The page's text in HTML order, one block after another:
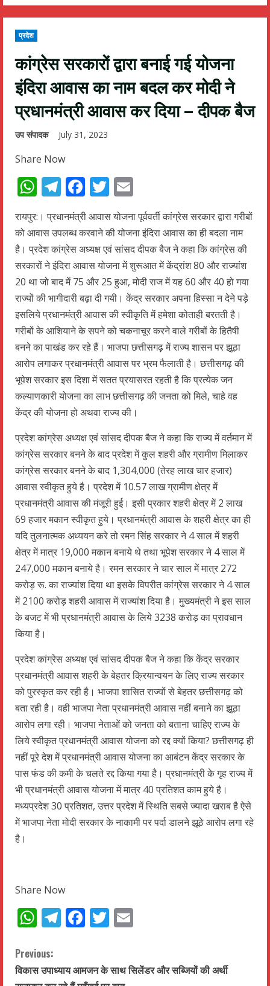
प्रदेश
कांग्रेस सरकारों द्वारा बनाई गई योजना
इंदिरा आवास का नाम बदल कर मोदी ने
प्रधानमंत्री आवास कर दिया – दीपक बैज
उप संपादक July 31, 2023
Share Now
WhatsApp
Telegram
Facebook
Twitter
रायपुर:। प्रधानमंत्री आवास योजना पूर्ववर्ती कांग्रेस सरकार द्वारा गरीबों
को आवास उपलब्ध करवाने की योजना इंदिरा आवास का ही बदला नाम
है। प्रदेश कांग्रेस अध्यक्ष एवं सांसद दीपक बैज ने कहा कि कांग्रेस की
सरकारों ने इंदिरा आवास योजना में शुरूआत में केंद्रांश 80 और राज्यांश
20 था जो बाद में 75 और 25 हुआ, मोदी राज में यह 60 और 40 हो गया
राज्यों की भागीदारी बढ़ा दी गयी। केंद्र सरकार अपना हिस्सा न देने पड़े
इसलिये प्रधानमंत्री आवास की स्वीकृति में हमेशा कोताही बरतती है।
गरीबों के आशियाने के सपने को चकनाचूर करने वाले गरीबों के हितैषी
बनने का पाखंड कर रहे हैं। भाजपा छत्तीसगढ़ में राज्य शासन पर झूठा
आरोप लगाकर प्रधानमंत्री आवास पर भ्रम फैलाती है। छत्तीसगढ़ की
भूपेश सरकार इस दिशा में सतत प्रयासरत रहती है कि प्रत्येक जन
कल्याणकारी योजना का लाभ छत्तीसगढ़ की जनता को मिले, चाहे वह
केंद्र की योजना हो अथवा राज्य की।
प्रदेश कांग्रेस अध्यक्ष एवं सांसद दीपक बैज ने कहा कि राज्य में वर्तमान में
कांग्रेस सरकार बनने के बाद प्रदेश में कुल शहरी और ग्रामीण मिलाकर
कांग्रेस सरकार बनने के बाद 1,304,000 (तेरह लाख चार हजार)
आवास स्वीकृत हुये है। प्रदेश में 10.57 लाख ग्रामीण क्षेत्र में
प्रधानमंत्री आवास की मंजूरी हुई। इसी प्रकार शहरी क्षेत्र में 2 लाख
69 हजार मकान स्वीकृत हुये। प्रधानमंत्री आवास के शहरी क्षेत्र का ही
यदि तुलनात्मक अध्ययन करे तो रमन सिंह सरकार ने 4 साल में शहरी
क्षेत्र में मात्र 19,000 मकान बनाये थे तथा भूपेश सरकार ने 4 साल में
247,000 मकान बनाये है। रमन सरकार ने चार साल में मात्र 272
करोड़ रू. का राज्यांश दिया था इसके विपरीत कांग्रेस सरकार ने 4 साल
में 2100 करोड़ शहरी आवास में राज्यांश दिया है। मुख्यमंत्री ने इस साल
के बजट में भी प्रधानमंत्री आवास के लिये 3238 करोड़ का प्रावधान
किया है।
प्रदेश कांग्रेस अध्यक्ष एवं सांसद दीपक बैज ने कहा कि केंद्र सरकार
प्रधानमंत्री आवास शहरी के बेहतर क्रियान्वयन के लिए राज्य सरकार
को पुरस्कृत कर रही है। भाजपा शासित राज्यों से बेहतर छत्तीसगढ़ को
बता रही है। वही भाजपा नेता प्रधानमंत्री आवास नहीं बनाने का झूठा
आरोप लगा रही। भाजपा नेताओं को जनता को बताना चाहिए राज्य के
लिये स्वीकृत प्रधानमंत्री आवास योजना को रद्द क्यों किया? छत्तीसगढ़ ही
नहीं पूरे देश में प्रधानमंत्री आवास योजना का आबंटन केंद्र सरकार के
पास फंड की कमी के चलते रद्द किया गया है। प्रधानमंत्री के गृह राज्य में
भी प्रधानमंत्री आवास योजना में मात्र 40 प्रतिशत काम हुये है।
मध्यप्रदेश 30 प्रतिशत, उत्तर प्रदेश में स्थिति सबसे ज्यादा खराब है ऐसे
में भाजपा नेता मोदी सरकार के नाकामी पर पर्दा डालने झूठे आरोप लगा रहे
है।
Share Now
WhatsApp
Telegram
Facebook
Twitter
C
Previous:
विकास उपाध्याय आमजन के साथ सिलेंडर और सब्जियों की अर्थी